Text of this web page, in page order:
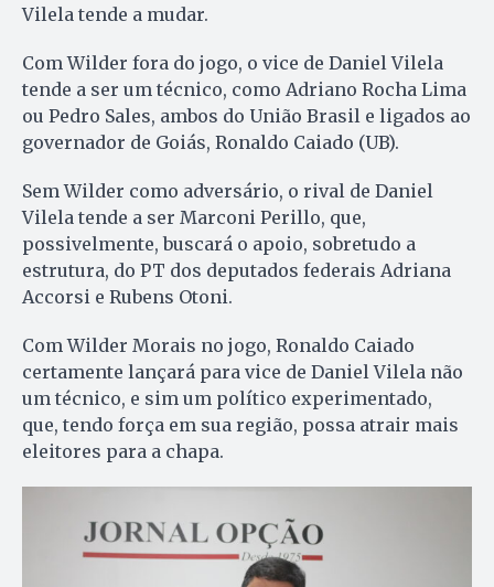
Vilela tende a mudar.
Com Wilder fora do jogo, o vice de Daniel Vilela
tende a ser um técnico, como Adriano Rocha Lima
ou Pedro Sales, ambos do União Brasil e ligados ao
governador de Goiás, Ronaldo Caiado (UB).
Sem Wilder como adversário, o rival de Daniel
Vilela tende a ser Marconi Perillo, que,
possivelmente, buscará o apoio, sobretudo a
estrutura, do PT dos deputados federais Adriana
Accorsi e Rubens Otoni.
Com Wilder Morais no jogo, Ronaldo Caiado
certamente lançará para vice de Daniel Vilela não
um técnico, e sim um político experimentado,
que, tendo força em sua região, possa atrair mais
eleitores para a chapa.